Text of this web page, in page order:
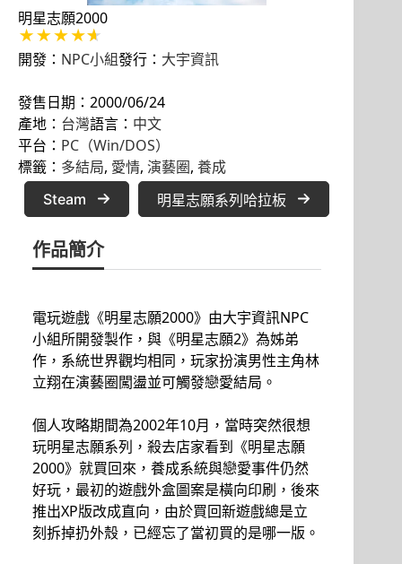
明星志願2000
開發： NPC小組發行： 大宇資訊
發售日期：2000/06/24
產地： 台灣語言： 中文
平台： PC（Win/DOS）
標籤： 多結局, 愛情, 演藝圈, 養成
Steam 明星志願系列哈拉板
作品簡介
電玩遊戲《明星志願2000》由大宇資訊NPC
小組所開發製作，與《明星志願2》為姊弟
作，系統世界觀均相同，玩家扮演男性主角林
立翔在演藝圈闖盪並可觸發戀愛結局。
個人攻略期間為2002年10月，當時突然很想
玩明星志願系列，殺去店家看到《明星志願
2000》就買回來，養成系統與戀愛事件仍然
好玩，最初的遊戲外盒圖案是橫向印刷，後來
推出XP版改成直向，由於買回新遊戲總是立
刻拆掉扔外殼，已經忘了當初買的是哪一版。